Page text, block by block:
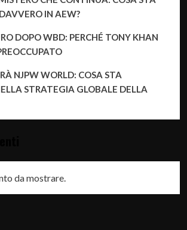
IN AEW?
DOPO WBD: PERCHÉ TONY KHAN
NJPW WORLD: COSA STA
STRATEGIA GLOBALE DELLA
da mostrare.